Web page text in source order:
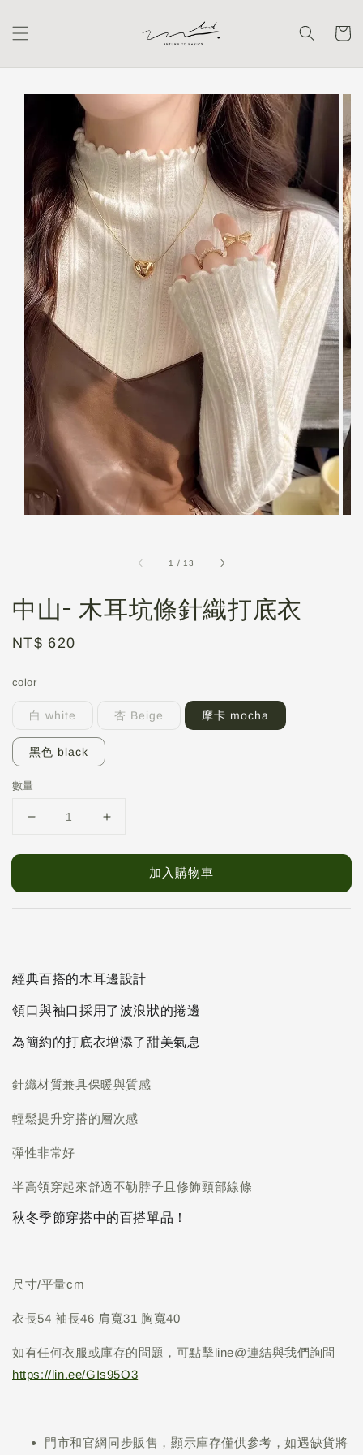
1 / 13
中山- 木耳坑條針織打底衣
Regular
NT$ 620
color
白 white 杏 Beige 摩卡 mocha
黑色 black
數量
加入購物車
經典百搭的木耳邊設計
領口與袖口採用了波浪狀的捲邊
為簡約的打底衣增添了甜美氣息
針織材質兼具保暖與質感
輕鬆提升穿搭的層次感
彈性非常好
半高領穿起來舒適不勒脖子且修飾頸部線條
秋冬季節穿搭中的百搭單品！
尺寸/平量cm
衣長54 袖長46 肩寬31 胸寬40
如有任何衣服或庫存的問題，可點擊line@連結與我們詢問
https://lin.ee/GIs95O3
門市和官網同步販售，顯示庫存僅供參考，如遇缺貨將